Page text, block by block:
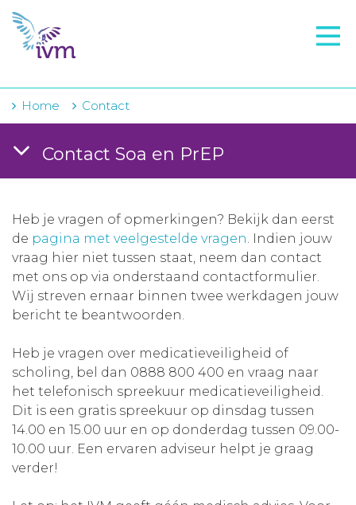
VMI
FTO voorbereiding
IVM-academie
Over IVM
Actueel
Contact
Winkelwagentje
Aanmelden nieuwsbrief
Inloggen
Home Contact
Contact Soa en PrEP
Heb je vragen of opmerkingen? Bekijk dan eerst
de pagina met veelgestelde vragen. Indien jouw
vraag hier niet tussen staat, neem dan contact
met ons op via onderstaand contactformulier.
Wij streven ernaar binnen twee werkdagen jouw
bericht te beantwoorden.
Heb je vragen over medicatieveiligheid of
scholing, bel dan 0888 800 400 en vraag naar
het telefonisch spreekuur medicatieveiligheid.
Dit is een gratis spreekuur op dinsdag tussen
14.00 en 15.00 uur en op donderdag tussen 09.00-
10.00 uur. Een ervaren adviseur helpt je graag
verder!